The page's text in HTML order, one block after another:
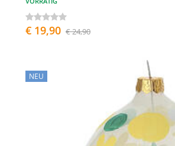
€ 19,90 € 24,90
NEU